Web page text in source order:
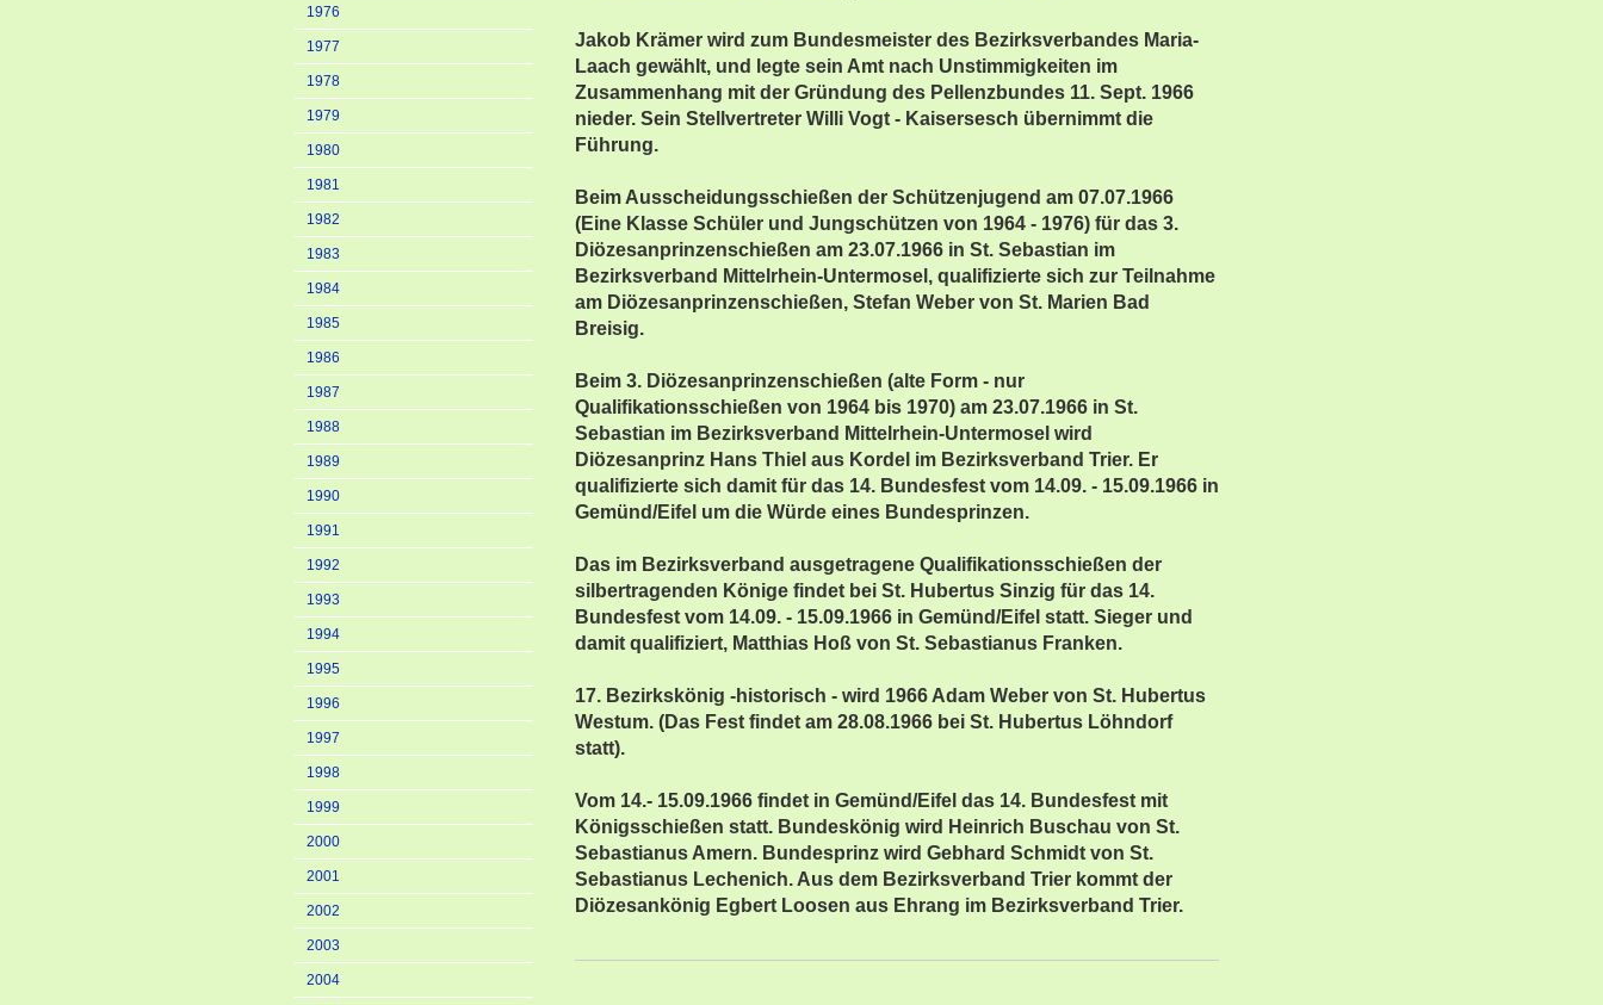
1976
1977
1978
1979
1980
1981
1982
1983
1984
1985
1986
1987
1988
1989
1990
1991
1992
1993
1994
1995
1996
1997
1998
1999
2000
2001
2002
2003
2004
Jakob Krämer wird zum Bundesmeister des Bezirksverbandes Maria-
Laach gewählt, und legte sein Amt nach Unstimmigkeiten im
Zusammenhang mit der Gründung des Pellenzbundes 11. Sept. 1966
nieder. Sein Stellvertreter Willi Vogt - Kaisersesch übernimmt die
Führung.
Beim Ausscheidungsschießen der Schützenjugend am 07.07.1966
(Eine Klasse Schüler und Jungschützen von 1964 - 1976) für das 3.
Diözesanprinzenschießen am 23.07.1966 in St. Sebastian im
Bezirksverband Mittelrhein-Untermosel, qualifizierte sich zur Teilnahme
am Diözesanprinzenschießen, Stefan Weber von St. Marien Bad
Breisig.
Beim 3. Diözesanprinzenschießen (alte Form - nur
Qualifikationsschießen von 1964 bis 1970) am 23.07.1966 in St.
Sebastian im Bezirksverband Mittelrhein-Untermosel wird
Diözesanprinz Hans Thiel aus Kordel im Bezirksverband Trier. Er
qualifizierte sich damit für das 14. Bundesfest vom 14.09. - 15.09.1966 in
Gemünd/Eifel um die Würde eines Bundesprinzen.
Das im Bezirksverband ausgetragene Qualifikationsschießen der
silbertragenden Könige findet bei St. Hubertus Sinzig für das 14.
Bundesfest vom 14.09. - 15.09.1966 in Gemünd/Eifel statt. Sieger und
damit qualifiziert, Matthias Hoß von St. Sebastianus Franken.
17. Bezirkskönig -historisch - wird 1966 Adam Weber von St. Hubertus
Westum. (Das Fest findet am 28.08.1966 bei St. Hubertus Löhndorf
statt).
Vom 14.- 15.09.1966 findet in Gemünd/Eifel das 14. Bundesfest mit
Königsschießen statt. Bundeskönig wird Heinrich Buschau von St.
Sebastianus Amern. Bundesprinz wird Gebhard Schmidt von St.
Sebastianus Lechenich. Aus dem Bezirksverband Trier kommt der
Diözesankönig Egbert Loosen aus Ehrang im Bezirksverband Trier.